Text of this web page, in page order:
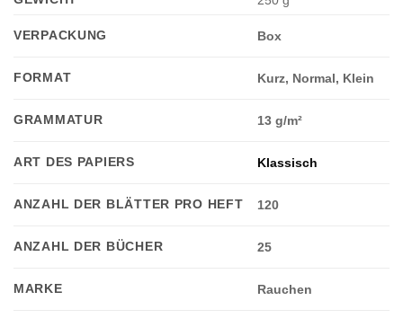
VERPACKUNG Box
FORMAT Kurz, Normal, Klein
GRAMMATUR 13 g/m²
ART DES PAPIERS Klassisch
ANZAHL DER BLÄTTER PRO HEFT 120
ANZAHL DER BÜCHER 25
MARKE Rauchen